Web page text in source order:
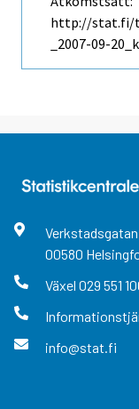
http://stat.fi/
_2007-09-
Verkstadsgatan
00580
Växel 029 551
info@stat.fi